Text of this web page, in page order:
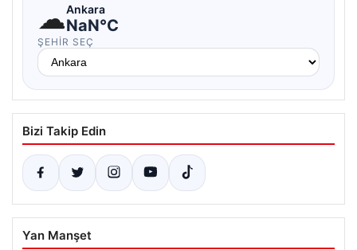
☁Ankara
NaN°C
ŞEHIR SEÇ
Bizi Takip Edin
Yan Manşet